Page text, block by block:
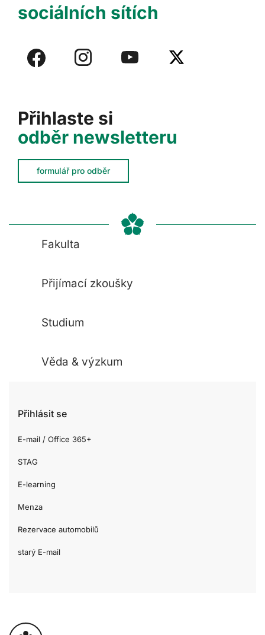
Přihlaste si
odběr newsletteru
formulář pro odběr
sociálních sítích
Fakulta
Přijímací zkoušky
Studium
Věda & výzkum
Přihlásit se
E-mail / Office 365+
STAG
E-learning
Menza
Rezervace automobilů
starý E-mail